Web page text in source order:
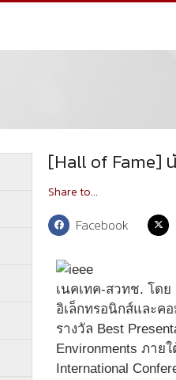
[Hall of Fame]
Share to...
Facebook
เนคเทค-สวทช. โด
อิเล็กทรอนิกส์และค
รางวัล Best
Environments ภาย
International